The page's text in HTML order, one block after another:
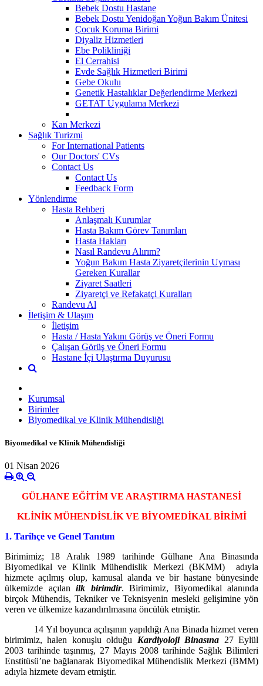
Bebek Dostu Hastane
Bebek Dostu Yenidoğan Yoğun Bakım Ünitesi
Çocuk Koruma Birimi
Diyaliz Hizmetleri
Ebe Polikliniği
El Cerrahisi
Evde Sağlık Hizmetleri Birimi
Gebe Okulu
Genetik Hastalıklar Değerlendirme Merkezi
GETAT Uygulama Merkezi
Kan Merkezi
Sağlık Turizmi
For International Patients
Our Doctors' CVs
Contact Us
Contact Us
Feedback Form
Yönlendirme
Hasta Rehberi
Anlaşmalı Kurumlar
Hasta Bakım Görev Tanımları
Hasta Hakları
Nasıl Randevu Alırım?
Yoğun Bakım Hasta Ziyaretçilerinin Uyması
Gereken Kurallar
Ziyaret Saatleri
Ziyaretçi ve Refakatçi Kuralları
Randevu Al
İletişim & Ulaşım
İletişim
Hasta / Hasta Yakını Görüş ve Öneri Formu
Çalışan Görüş ve Öneri Formu
Hastane İçi Ulaştırma Duyurusu
Kurumsal
Birimler
Biyomedikal ve Klinik Mühendisliği
Biyomedikal ve Klinik Mühendisliği
01 Nisan 2026
GÜLHANE EĞİTİM VE ARAŞTIRMA HASTANESİ
KLİNİK MÜHENDİSLİK VE BİYOMEDİKAL BİRİMİ
1. Tarihçe ve Genel Tanıtım
Birimimiz; 18 Aralık 1989 tarihinde Gülhane Ana Binasında
Biyomedikal ve Klinik Mühendislik Merkezi (BKMM) adıyla
hizmete açılmış olup, kamusal alanda ve bir hastane bünyesinde
ülkemizde açılan ilk birimdir. Birimimiz, Biyomedikal alanında
birçok Mühendis, Tekniker ve Teknisyenin mesleki gelişimine yön
veren ve ülkemize kazandırılmasına öncülük etmiştir.
14 Yıl boyunca açılışının yapıldığı Ana Binada hizmet veren
birimimiz, halen konuşlu olduğu Kardiyoloji Binasına 27 Eylül
2003 tarihinde taşınmış, 27 Mayıs 2008 tarihinde Sağlık Bilimleri
Enstitüsü’ne bağlanarak Biyomedikal Mühendislik Merkezi (BMM)
adıyla hizmete devam etmiştir.